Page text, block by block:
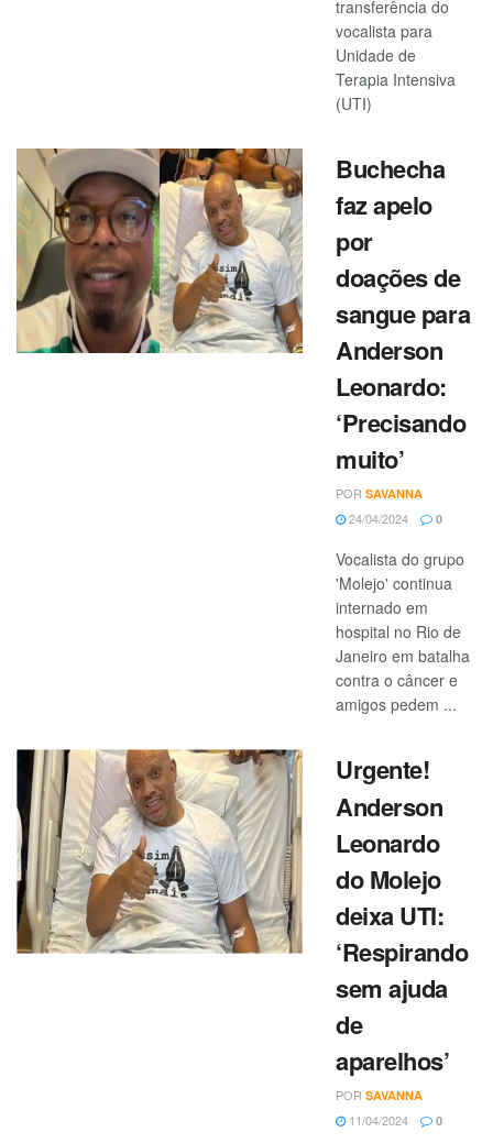
transferência do
vocalista para
Unidade de
Terapia Intensiva
(UTI)
Buchecha
faz apelo
por
doações de
sangue para
Anderson
Leonardo:
‘Precisando
muito’
POR SAVANNA
24/04/2024 0
Vocalista do grupo
'Molejo' continua
internado em
hospital no Rio de
Janeiro em batalha
contra o câncer e
amigos pedem ...
Urgente!
Anderson
Leonardo
do Molejo
deixa UTI:
‘Respirando
sem ajuda
de
aparelhos’
POR SAVANNA
11/04/2024 0